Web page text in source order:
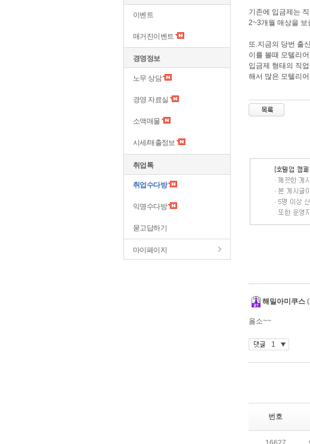
이벤트
매거진이벤트
경영정보
노무 상담
경영 자료실
소액매물
시세/매출정보
취업톡
취업수다방
익명수다방
묻고답하기
마이페이지
기존에 입금제는
2~3개월 매상을 보
또.지금의 당번 출
이를 볼때 모텔리
입금제 형태의 직
해서 많은 모텔리
번호